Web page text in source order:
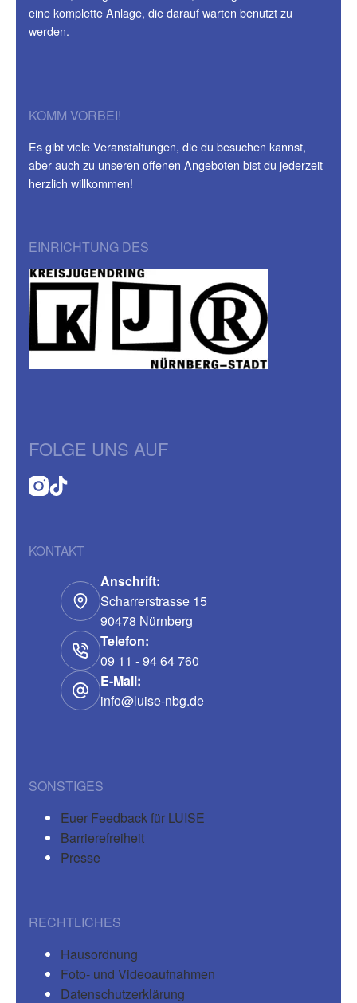
eine komplette Anlage, die darauf warten benutzt zu
werden.
KOMM VORBEI!
Es gibt viele Veranstaltungen, die du besuchen kannst,
aber auch zu unseren offenen Angeboten bist du jederzeit
herzlich willkommen!
EINRICHTUNG DES
FOLGE UNS AUF
KONTAKT
Anschrift:
Scharrerstrasse 15
90478 Nürnberg
Telefon:
09 11 - 94 64 760
E-Mail:
info@luise-nbg.de
SONSTIGES
Euer Feedback für LUISE
Barrierefreiheit
Presse
RECHTLICHES
Hausordnung
Foto- und Videoaufnahmen
Datenschutzerklärung